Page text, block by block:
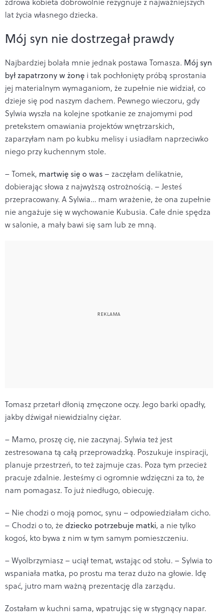
lat życia własnego dziecka.
Mój syn nie dostrzegał prawdy
Najbardziej bolała mnie jednak postawa Tomasza. Mój syn
był zapatrzony w żonę i tak pochłonięty próbą sprostania
jej materialnym wymaganiom, że zupełnie nie widział, co
dzieje się pod naszym dachem. Pewnego wieczoru, gdy
Sylwia wyszła na kolejne spotkanie ze znajomymi pod
pretekstem omawiania projektów wnętrzarskich,
zaparzyłam nam po kubku melisy i usiadłam naprzeciwko
niego przy kuchennym stole.
– Tomek, martwię się o was– zaczęłam delikatnie,
dobierając słowa z najwyższą ostrożnością. – Jesteś
przepracowany. A Sylwia... mam wrażenie, że ona zupełnie
nie angażuje się w wychowanie Kubusia. Całe dnie spędza
w salonie, a mały bawi się sam lub ze mną.
Tomasz przetarł dłonią zmęczone oczy. Jego barki opadły,
jakby dźwigał niewidzialny ciężar.
– Mamo, proszę cię, nie zaczynaj. Sylwia też jest
zestresowana tą całą przeprowadzką. Poszukuje inspiracji,
planuje przestrzeń, to też zajmuje czas. Poza tym przecież
pracuje zdalnie. Jesteśmy ci ogromnie wdzięczni za to, że
nam pomagasz. To już niedługo, obiecuję.
– Nie chodzi o moją pomoc, synu – odpowiedziałam cicho.
– Chodzi o to, że dziecko potrzebuje matki, a nie tylko
kogoś, kto bywa z nim w tym samym pomieszczeniu.
– Wyolbrzymiasz – uciął temat, wstając od stołu. – Sylwia to
wspaniała matka, po prostu ma teraz dużo na głowie. Idę
spać, jutro mam ważną prezentację dla zarządu.
Zostałam w kuchni sama, wpatrując się w stygnący napar.